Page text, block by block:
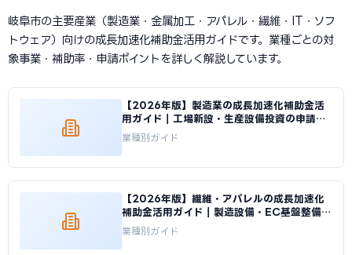
岐阜市の主要産業（製造業・金属加工・アパレル・繊維・IT・ソフ
トウェア）向けの成長加速化補助金活用ガイドです。業種ごとの対
象事業・補助率・申請ポイントを詳しく解説しています。
【2026年版】製造業の成長加速化補助金活
用ガイド｜工場新設・生産設備投資の申請戦
略｜成長加速化補助金ナビ
業種別ガイド
【2026年版】繊維・アパレルの成長加速化
補助金活用ガイド｜製造設備・EC基盤整備の
申請方法｜成長加速化補助金ナビ
業種別ガイド